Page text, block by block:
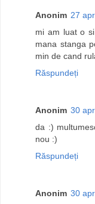
Anonim 27
mi am luat o
mana stanga
min de cand
Răspundeți
Anonim 30
da :)
nou :)
Răspundeți
Anonim 30